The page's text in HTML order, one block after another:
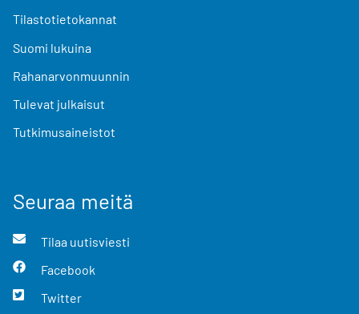
Tilastotietokannat
Suomi lukuina
Rahanarvonmuunnin
Tulevat julkaisut
Tutkimusaineistot
Seuraa meitä
Tilaa uutisviesti
Facebook
Twitter